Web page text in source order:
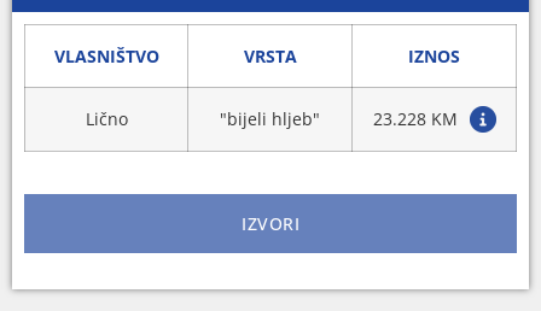
VLASNIŠTVO VRSTA IZNOS
Lično "bijeli hljeb" 23.228 KM
IZVORI